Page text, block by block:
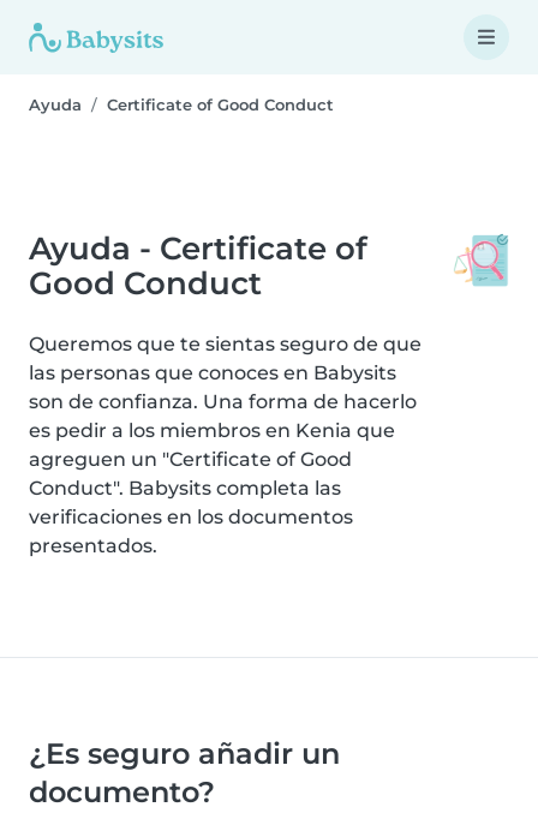
Ayuda Certificate of Good Conduct
Ayuda - Certificate of
Good Conduct
Queremos que te sientas seguro de que
las personas que conoces en Babysits
son de confianza. Una forma de hacerlo
es pedir a los miembros en Kenia que
agreguen un "Certificate of Good
Conduct". Babysits completa las
verificaciones en los documentos
presentados.
¿Es seguro añadir un
documento?